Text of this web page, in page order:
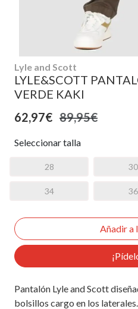
Lyle and Scott
LYLE&SCOTT
VERDE KAKI
62,97€ 89,95€
Seleccionar talla
28 30
34 36
Pantalón Lyle and Scott
bolsillos cargo en los